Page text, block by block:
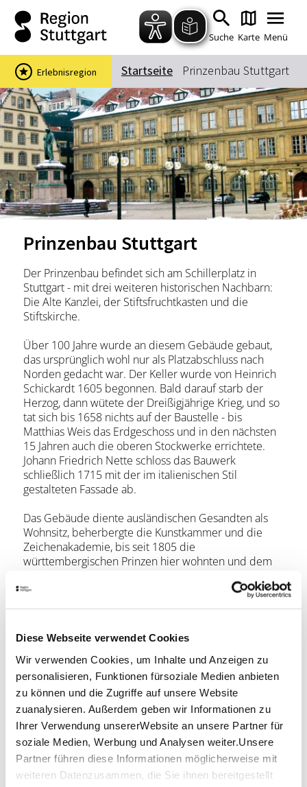
Diese Webseite verwendet Cookies
Wir verwenden Cookies, um Inhalte und Anzeigen zu
personalisieren, Funktionen fürsoziale Medien anbieten
zu können und die Zugriffe auf unsere Website
zuanalysieren. Außerdem geben wir Informationen zu
Ihrer Verwendung unsererWebsite an unsere Partner für
soziale Medien, Werbung und Analysen weiter.Unsere
Partner führen diese Informationen möglicherweise mit
weiteren Datenzusammen, die Sie ihnen bereitgestellt
Zum Hauptinhalt springen
Zur Suche springen
Zur Hauptnavigation
Zum Footer springen
Suche Karte Menü
Suchbegriff
Das könnte Sie interessieren
Stadtführungen
Events & Tickets
Ausflugsziele
Erlebnisse
Wein
Radfahren
Wandern
Startseite Prinzenbau Stuttgart
Erlebnisregion
Prinzenbau Stuttgart
Der Prinzenbau befindet sich am Schillerplatz in
Stuttgart - mit drei weiteren historischen Nachbarn:
Die Alte Kanzlei, der Stiftsfruchtkasten und die
Stiftskirche.
Über 100 Jahre wurde an diesem Gebäude gebaut,
das ursprünglich wohl nur als Platzabschluss nach
Norden gedacht war. Der Keller wurde von Heinrich
Schickardt 1605 begonnen. Bald darauf starb der
Herzog, dann wütete der Dreißigjährige Krieg, und so
tat sich bis 1658 nichts auf der Baustelle - bis
Matthias Weis das Erdgeschoss und in den nächsten
15 Jahren auch die oberen Stockwerke errichtete.
Johann Friedrich Nette schloss das Bauwerk
schließlich 1715 mit der im italienischen Stil
gestalteten Fassade ab.
Das Gebäude diente ausländischen Gesandten als
Wohnsitz, beherbergte die Kunstkammer und die
Zeichenakademie, bis seit 1805 die
württembergischen Prinzen hier wohnten und dem
Justizministerium darin untergebracht.
Prinzenbau
Schillerplatz
70173 Stuttgart
Planen Sie Ihre Anreise
Verkehrs- und Tarifverbund Stuttgart GmbH
Fahrplanauskunft des VVS
Deutsche Bahn AG